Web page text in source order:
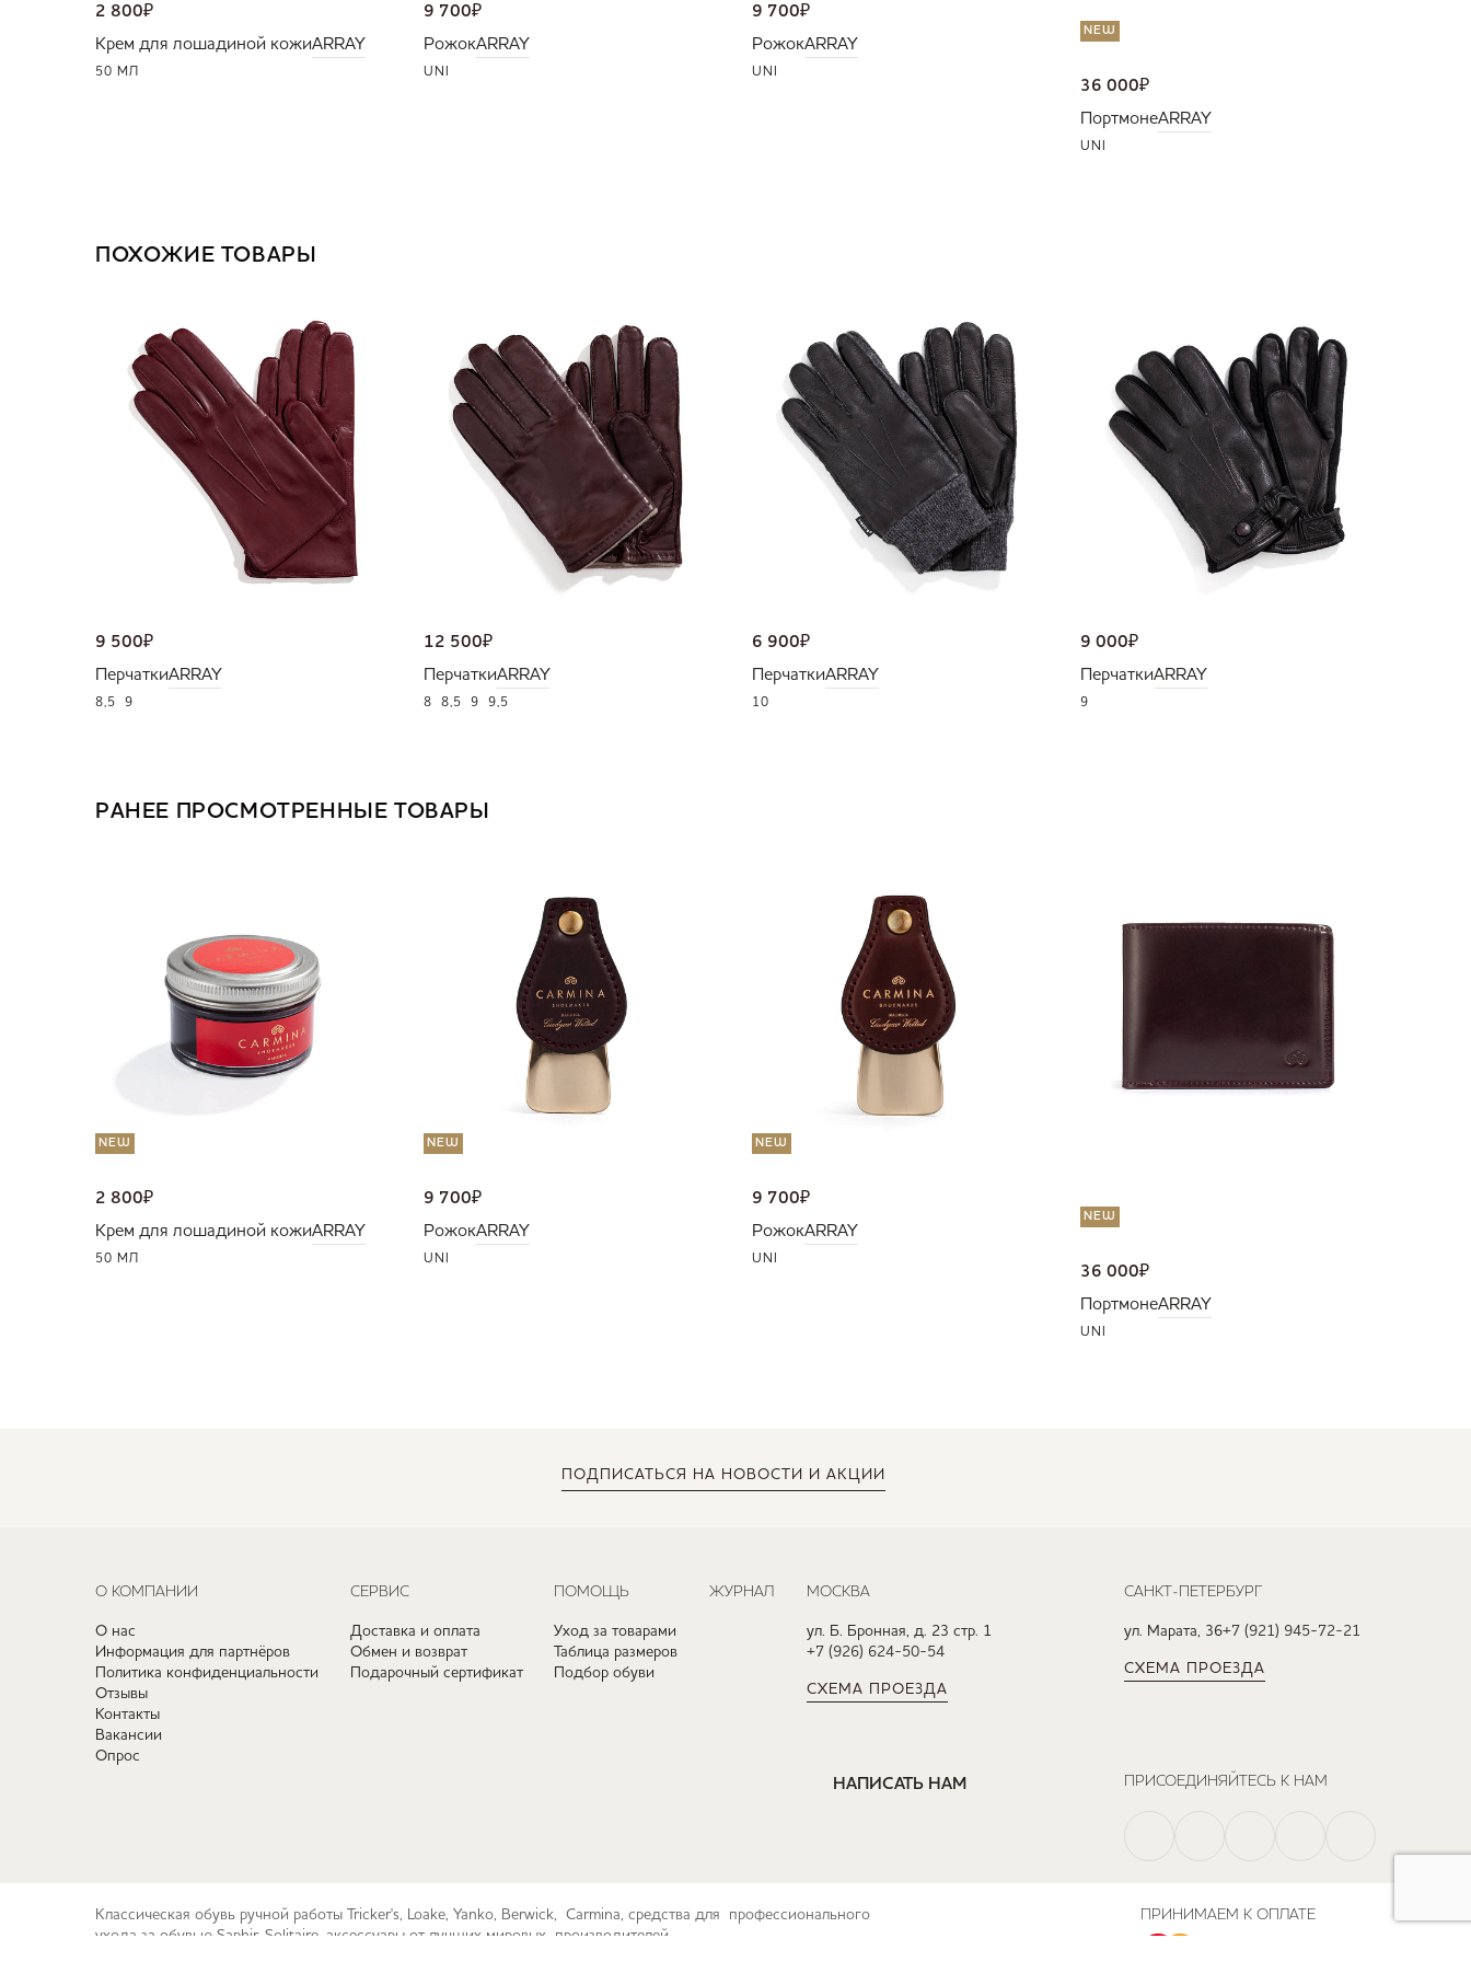
2 800₽
Крем для лошадиной кожиARRAY
50 МЛ
9 700₽
РожокARRAY
UNI
9 700₽
РожокARRAY
UNI
NEW
36 000₽
ПортмонеARRAY
UNI
ПОХОЖИЕ ТОВАРЫ
9 500₽
ПерчаткиARRAY
8,5 9
12 500₽
ПерчаткиARRAY
8 8,5 9 9,5
6 900₽
ПерчаткиARRAY
10
9 000₽
ПерчаткиARRAY
9
РАНЕЕ ПРОСМОТРЕННЫЕ ТОВАРЫ
NEW
2 800₽
Крем для лошадиной кожиARRAY
50 МЛ
NEW
9 700₽
РожокARRAY
UNI
NEW
9 700₽
РожокARRAY
UNI
NEW
36 000₽
ПортмонеARRAY
UNI
ПОДПИСАТЬСЯ НА НОВОСТИ И АКЦИИ
О КОМПАНИИ
О нас
Информация для партнёров
Политика конфиденциальности
Отзывы
Контакты
Вакансии
Опрос
СЕРВИС
Доставка и оплата
Обмен и возврат
Подарочный сертификат
ПОМОЩЬ
Уход за товарами
Таблица размеров
Подбор обуви
ЖУРНАЛ МОСКВА
ул. Б. Бронная, д. 23 стр. 1
+7 (926) 624-50-54
СХЕМА ПРОЕЗДА
САНКТ-ПЕТЕРБУРГ
ул. Марата, 36+7 (921) 945-72-21
СХЕМА ПРОЕЗДА
НАПИСАТЬ НАМ ПРИСОЕДИНЯЙТЕСЬ К НАМ
Классическая обувь ручной работы Tricker's, Loake, Yanko, Berwick, Carmina, средства для профессионального
ухода за обувью Saphir, Solitaire, аксессуары от лучших мировых производителей
ПРИНИМАЕМ К ОПЛАТЕ